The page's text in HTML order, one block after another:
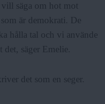
vill säga om hot mot
är demokrati. De
hålla tal och vi använde
det, säger Emelie.
det som en seger.